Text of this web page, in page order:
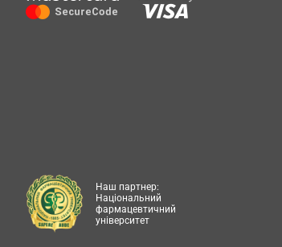
Наш партнер:
Національний
фармацевтичний
університет